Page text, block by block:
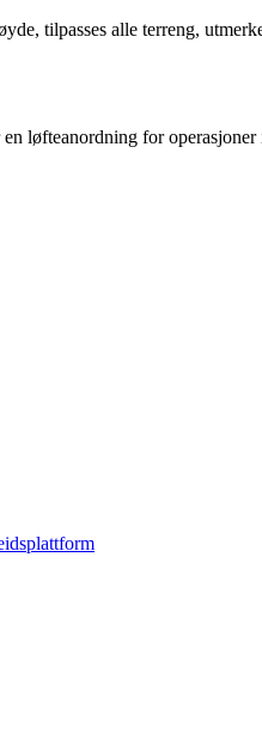
tilpasses alle terreng,
for operasjoner